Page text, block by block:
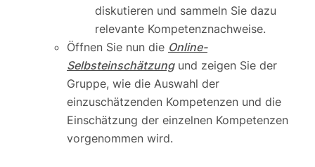
diskutieren und sammeln Sie dazu
relevante Kompetenznachweise.
Öffnen Sie nun die Online-
Selbsteinschätzungund zeigen Sie der
Gruppe, wie die Auswahl der
einzuschätzenden Kompetenzen und die
Einschätzung der einzelnen Kompetenzen
vorgenommen wird.